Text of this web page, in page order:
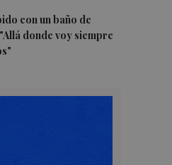
con un baño de
donde voy siempre